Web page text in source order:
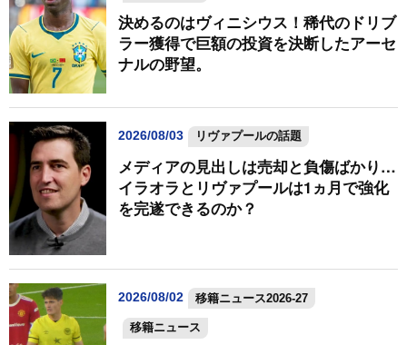
決めるのはヴィニシウス！稀代のドリブ
ラー獲得で巨額の投資を決断したアーセ
ナルの野望。
2026/08/03 リヴァプールの話題
メディアの見出しは売却と負傷ばかり…
イラオラとリヴァプールは1ヵ月で強化
を完遂できるのか？
2026/08/02 移籍ニュース2026-27
移籍ニュース